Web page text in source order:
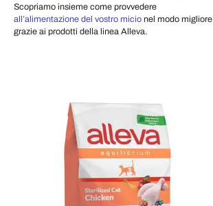
Scopriamo insieme come provvedere
all’alimentazione del vostro micio nel modo migliore
grazie ai prodotti della linea Alleva.